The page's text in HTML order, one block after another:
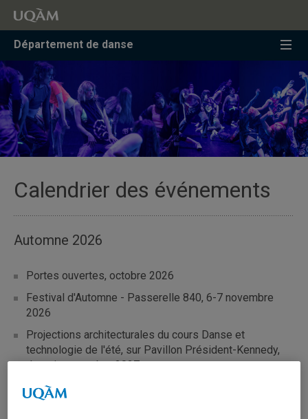
Accéder
recherche
Accéder
menu
pricipal
Accéder
zone
centrale
Département de danse
Calendrier des événements
Automne 2026
Portes ouvertes, octobre 2026
Festival d'Automne - Passerelle 840, 6-7 novembre
2026
Projections architecturales du cours Danse et
technologie de l'été, sur Pavillon Président-Kennedy,
de soir, novembre 2027
Spectacle chorégraphique de répertoire avec Virginie
Brunelle, 2-3-4 décembre 2026